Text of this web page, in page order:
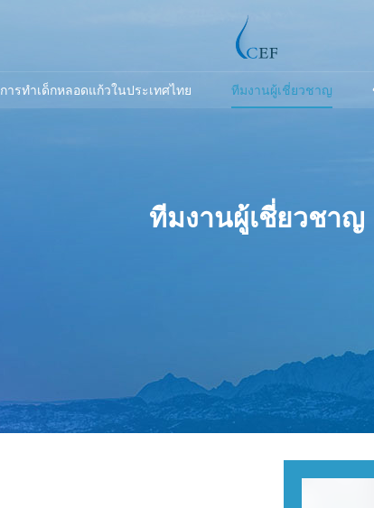
การทำเด็กหลอดแก้วในประเทศไทย ทีมงานผู้เชี่ยวชาญ
ทีมงานผู้เชี่ยวชาญ